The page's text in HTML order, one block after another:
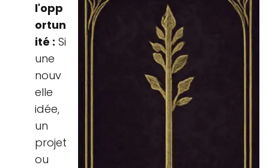
l'opp
ortun
ité : Si
une
nouv
elle
idée,
un
projet
ou